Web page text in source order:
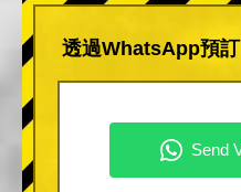
透過WhatsApp預訂